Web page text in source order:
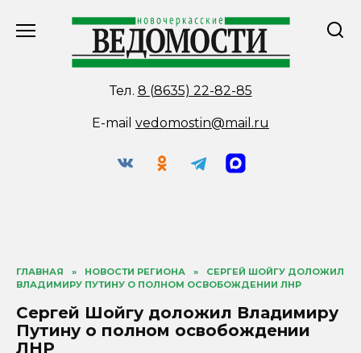
Тел. 8 (8635) 22-82-85
E-mail vedomostin@mail.ru
ГЛАВНАЯ » НОВОСТИ РЕГИОНА »
СЕРГЕЙ ШОЙГУ ДОЛОЖИЛ
ВЛАДИМИРУ ПУТИНУ О ПОЛНОМ ОСВОБОЖДЕНИИ ЛНР
Сергей Шойгу доложил Владимиру
Путину о полном освобождении
ЛНР